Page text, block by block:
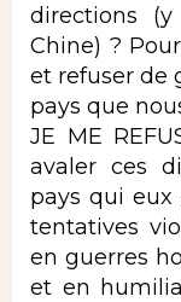
directions
Chine) ?
et refuser de
pays que
JE ME
avaler ces
pays qui eux
tentatives
en guerres
et en